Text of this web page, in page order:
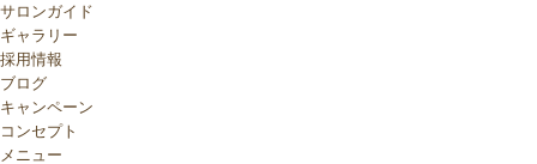
サロンガイド
ギャラリー
採用情報
ブログ
キャンペーン
コンセプト
メニュー